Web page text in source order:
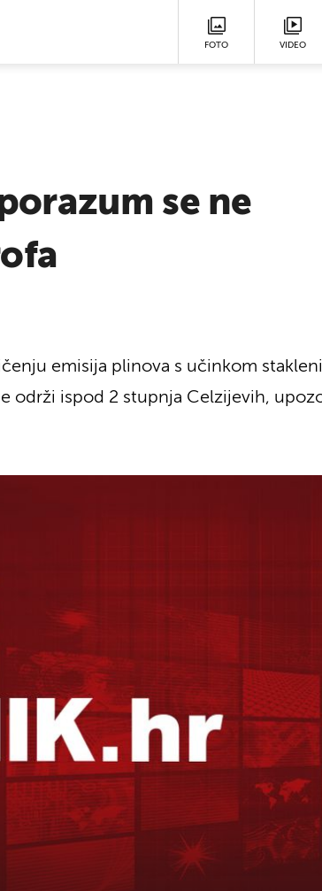
FOTO VIDEO
se ne
emisija plinova s učinkom
održi ispod 2 stupnja Celzijevih,